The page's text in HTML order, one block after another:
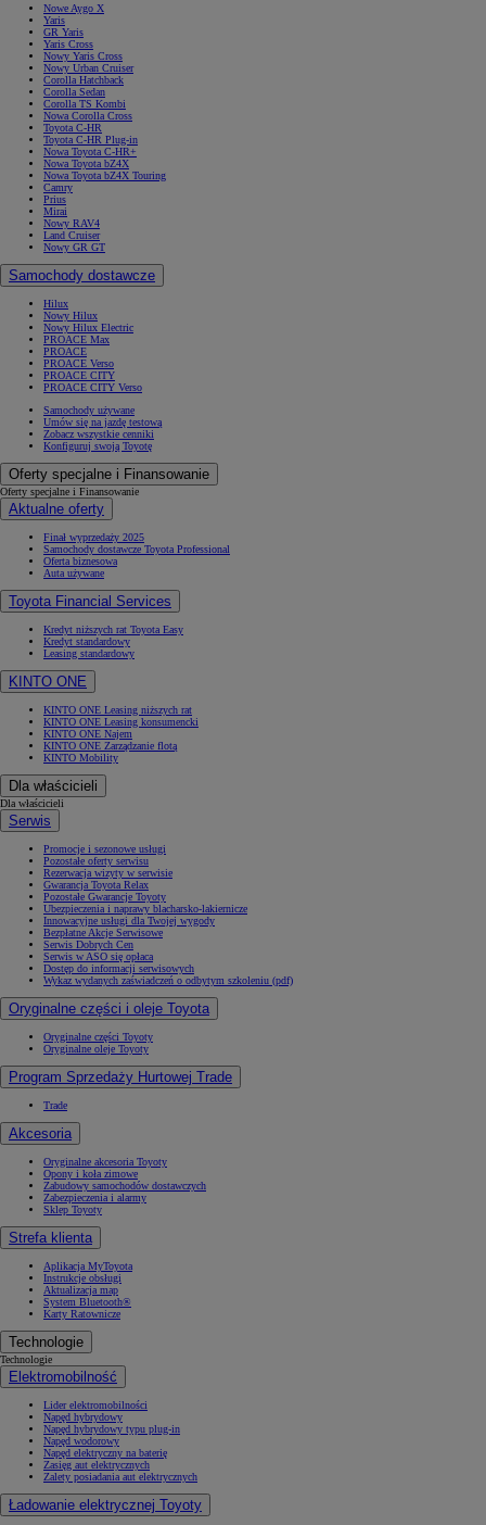
Nowe Aygo X
Yaris
GR Yaris
Yaris Cross
Nowy Yaris Cross
Nowy Urban Cruiser
Corolla Hatchback
Corolla Sedan
Corolla TS Kombi
Nowa Corolla Cross
Toyota C-HR
Toyota C-HR Plug-in
Nowa Toyota C-HR+
Nowa Toyota bZ4X
Nowa Toyota bZ4X Touring
Camry
Prius
Mirai
Nowy RAV4
Land Cruiser
Nowy GR GT
Samochody dostawcze
Hilux
Nowy Hilux
Nowy Hilux Electric
PROACE Max
PROACE
PROACE Verso
PROACE CITY
PROACE CITY Verso
Samochody używane
Umów się na jazdę testową
Zobacz wszystkie cenniki
Konfiguruj swoją Toyotę
Oferty specjalne i Finansowanie
Oferty specjalne i Finansowanie
Aktualne oferty
Finał wyprzedaży 2025
Samochody dostawcze Toyota Professional
Oferta biznesowa
Auta używane
Toyota Financial Services
Kredyt niższych rat Toyota Easy
Kredyt standardowy
Leasing standardowy
KINTO ONE
KINTO ONE Leasing niższych rat
KINTO ONE Leasing konsumencki
KINTO ONE Najem
KINTO ONE Zarządzanie flotą
KINTO Mobility
Dla właścicieli
Dla właścicieli
Serwis
Promocje i sezonowe usługi
Pozostałe oferty serwisu
Rezerwacja wizyty w serwisie
Gwarancja Toyota Relax
Pozostałe Gwarancje Toyoty
Ubezpieczenia i naprawy blacharsko-lakiernicze
Innowacyjne usługi dla Twojej wygody
Bezpłatne Akcje Serwisowe
Serwis Dobrych Cen
Serwis w ASO się opłaca
Dostęp do informacji serwisowych
Wykaz wydanych zaświadczeń o odbytym szkoleniu (pdf)
Oryginalne części i oleje Toyota
Oryginalne części Toyoty
Oryginalne oleje Toyoty
Program Sprzedaży Hurtowej Trade
Trade
Akcesoria
Oryginalne akcesoria Toyoty
Opony i koła zimowe
Zabudowy samochodów dostawczych
Zabezpieczenia i alarmy
Sklep Toyoty
Strefa klienta
Aplikacja MyToyota
Instrukcje obsługi
Aktualizacja map
System Bluetooth®
Karty Ratownicze
Technologie
Technologie
Elektromobilność
Lider elektromobilności
Napęd hybrydowy
Napęd hybrydowy typu plug-in
Napęd wodorowy
Napęd elektryczny na baterię
Zasięg aut elektrycznych
Zalety posiadania aut elektrycznych
Ładowanie elektrycznej Toyoty